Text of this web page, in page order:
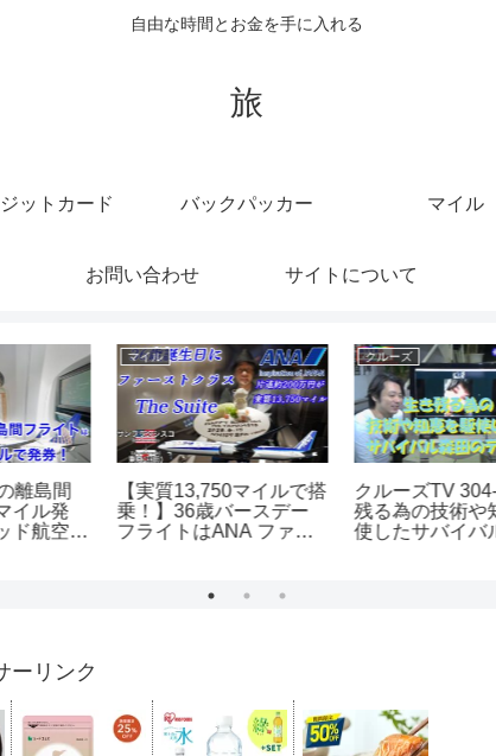
自由な時間とお金を手に入れる
旅
ットカード バックパッカー マイル
お問い合わせ サイトについて
クルーズTV 304-10 生き
残る為の技術や知恵を駆
使したサバイバル森田の
ル ショートカット部 高
クルーズ
ライトアップされたクル
ーズ船✨
ーリンク